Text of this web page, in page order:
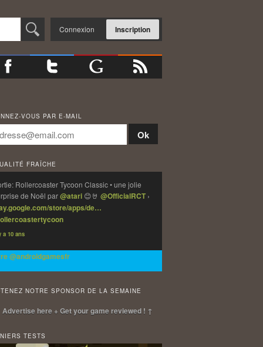
Connexion Inscription
VOUS PAR E-MAIL
FRAÎCHE
Rollercoaster Tycoon Classic • une jolie
de Noël par@atari 😊🤘 @OfficialRCT ›
store/apps/de…
a 10 ans
@androidgamesfr
NOTRE SPONSOR DE LA SEMAINE
Advertise here + Get your game reviewed ! ↑
TESTS